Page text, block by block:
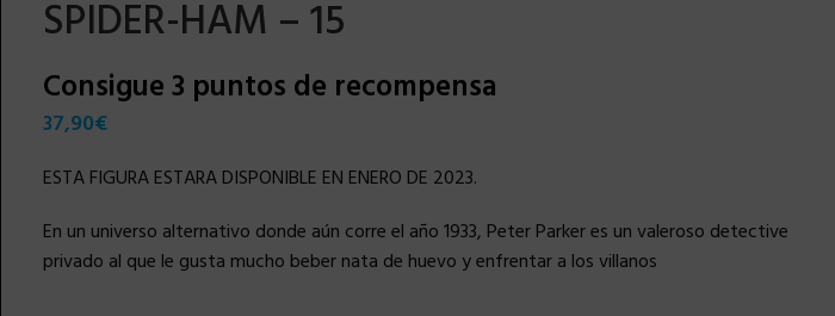
SPIDER-HAM – 15
Consigue 3 puntos de recompensa
37,90€
ESTA FIGURA ESTARA DISPONIBLE EN ENERO DE 2023.
En un universo alternativo donde aún corre el año 1933, Peter Parker es un valeroso detective
privado al que le gusta mucho beber nata de huevo y enfrentar a los villanos